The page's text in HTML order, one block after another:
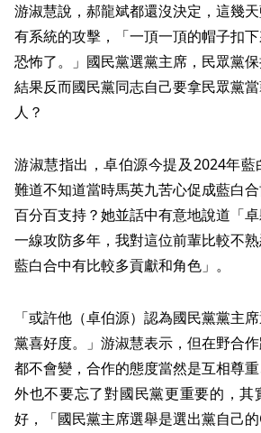
游淑慧說，郝龍斌都還沒決定，這幾
有系統的攻擊，「一頂一頂的帽子扣
恐怖了。」國民黨選黨主席，民眾黨保
結果反而國民黨同志自己要拿民眾黨
人？
游淑慧指出，卓伯源今提及2024年
難道不知道當時馬英九苦心促成藍白
百分百支持？她並話中有意地說道「
一線攻防多年，我對這位前輩比較不
藍白合中有比較多貢獻和角色」。
「或許他（卓伯源）認為國民黨黨主
黨喜好度。」游淑慧表示，但在野合
都不會變，合作的態度當然是互相尊
外也不要忘了對國民黨更重要的，其
好，「國民黨主席選舉是選出黨自己